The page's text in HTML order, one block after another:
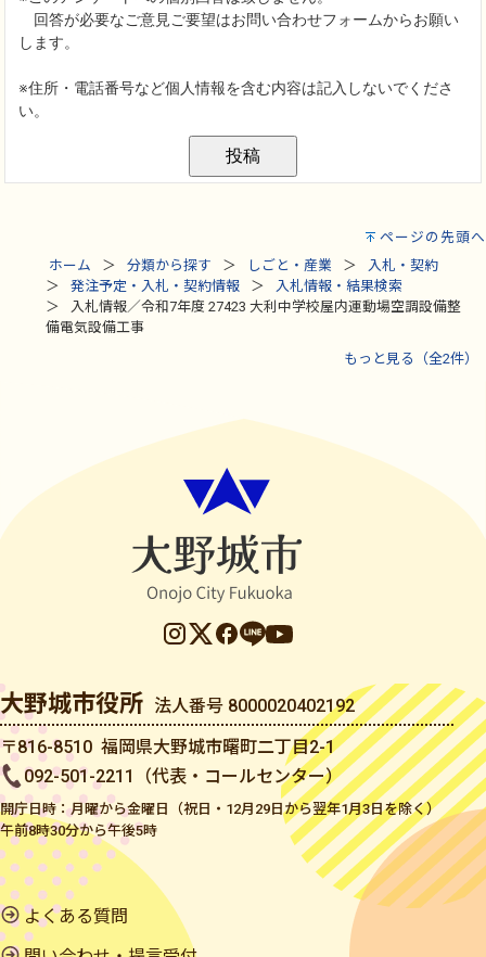
ページの先頭へ
ホーム
分類から探す しごと・産業
入札・契約
発注予定・入札・契約情報
入札情報・結果検索
入札情報／令和7年度 27423 大利中学校屋内運動場空調設備整
備電気設備工事
もっと見る（全2件）
大野城市役所 法人番号 8000020402192
〒816-8510 福岡県大野城市曙町二丁目2-1
092-501-2211（代表・コールセンター）
開庁日時：月曜から金曜日（祝日・12月29日から翌年1月3日を除く）
午前8時30分から午後5時
よくある質問